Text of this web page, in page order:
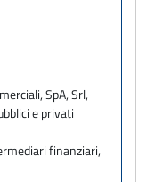
SpA, Srl,
e privati
finanziari,